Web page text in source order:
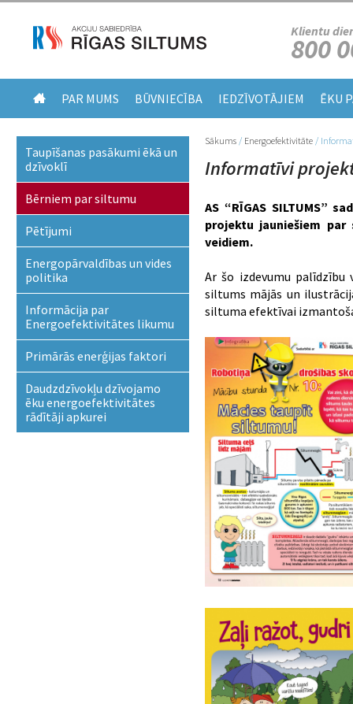
Klientu
800
PAR MUMS BŪVNIECĪBA IEDZĪVOTĀJIEM ĒKU
Jūs atrodaties šeit
Sākums / Energoefektivitāte /
Informatīvi
AS “RĪGAS SILTUMS”
projektu jauniešiem
veidiem.
Ar šo izdevumu palīdzību
siltums mājās un
siltuma efektīvai
Taupīšanas pasākumi ēkā un
dzīvoklī
Bērniem par siltumu
Pētījumi
Energopārvaldības un vides
politika
Informācija par
Energoefektivitātes likumu
Primārās enerģijas faktori
Daudzdzīvokļu dzīvojamo
ēku energoefektivitātes
rādītāji apkurei